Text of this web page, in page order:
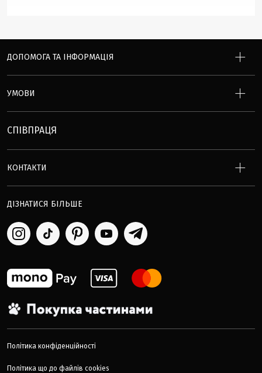
ДОПОМОГА ТА ІНФОРМАЦІЯ
УМОВИ
СПІВПРАЦЯ
КОНТАКТИ
ДІЗНАТИСЯ БІЛЬШЕ
Політика конфіденційності
Політика що до файлів cookies